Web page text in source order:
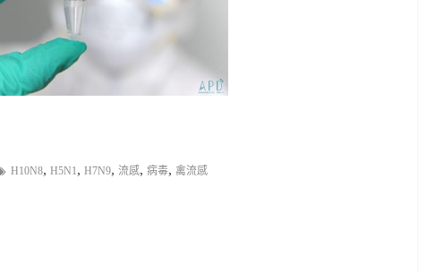
H10N8, H5N1, H7N9, 流感, 病毒, 禽流感